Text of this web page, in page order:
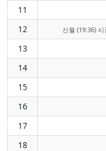
11
12 신월 (19:36) 시
13
14
15
16
17
18